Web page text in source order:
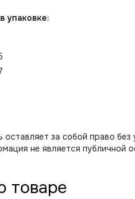
упаковке:
оставляет за собой право
не является публичной
товаре